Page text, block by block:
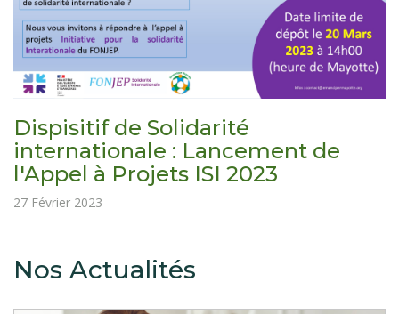
Dispisitif de Solidarité
internationale : Lancement de
l'Appel à Projets ISI 2023
27 Février 2023
Nos Actualités